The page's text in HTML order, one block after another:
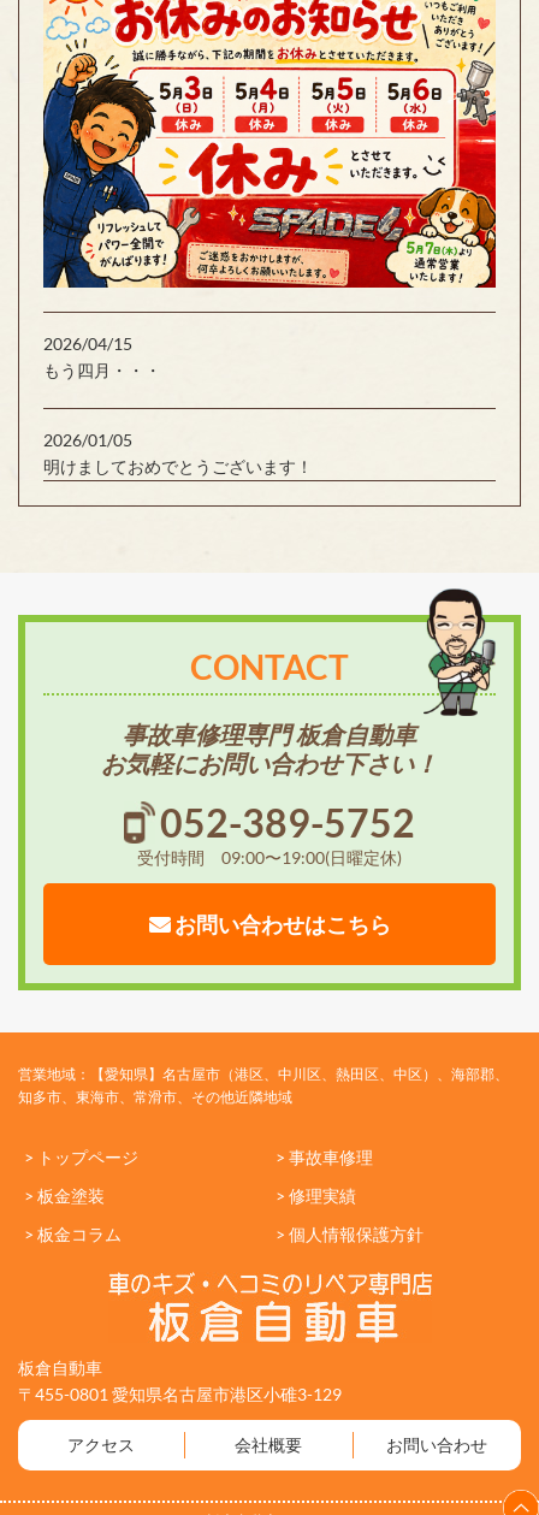
2026/04/15
もう四月・・・
2026/01/05
明けましておめでとうございます！
CONTACT
事故車修理専門 板倉自動車
お気軽にお問い合わせ下さい！
052-389-5752
受付時間 09:00〜19:00(日曜定休)
お問い合わせはこちら
営業地域：【愛知県】名古屋市（港区、中川区、熱田区、中区）、海部郡、
知多市、東海市、常滑市、その他近隣地域
> トップページ
> 事故車修理
> 板金塗装
> 修理実績
> 板金コラム
> 個人情報保護方針
板倉自動車
〒455-0801 愛知県名古屋市港区小碓3-129
アクセス 会社概要 お問い合わせ